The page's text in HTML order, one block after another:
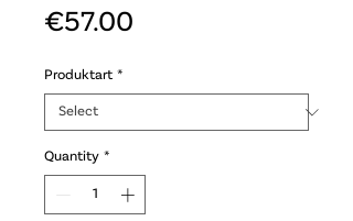
€57.00
Produktart *
Quantity *